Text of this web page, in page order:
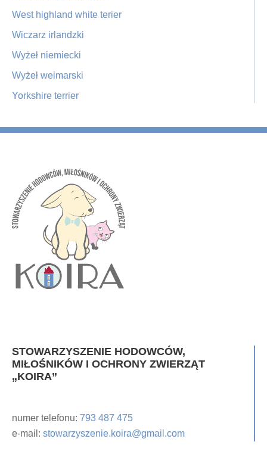
West highland white terier
Wiczarz irlandzki
Wyżeł niemiecki
Wyżeł weimarski
Yorkshire terrier
STOWARZYSZENIE HODOWCÓW,
MIŁOŚNIKÓW I OCHRONY ZWIERZĄT
„KOIRA”
numer telefonu: 793 487 475
e-mail: stowarzyszenie.koira@gmail.com